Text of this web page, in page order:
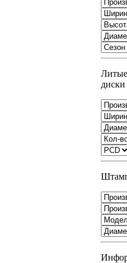
Литые
диски